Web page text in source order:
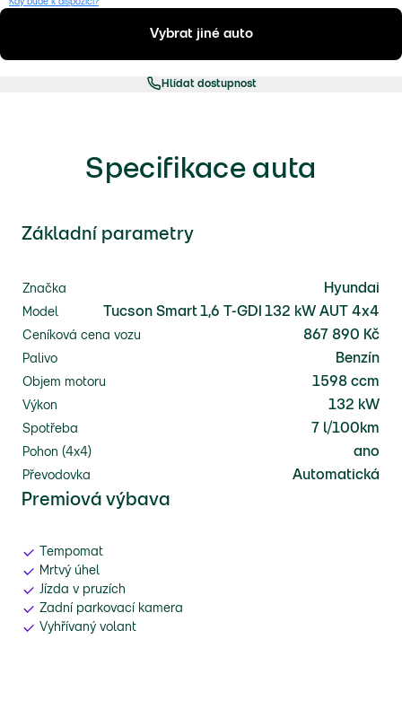
Kdy bude k dispozici?
Vybrat jiné auto
Hlídat dostupnost
Specifikace auta
Základní parametry
Značka Hyundai
Model Tucson Smart 1,6 T-GDI 132 kW AUT 4x4
Ceníková cena vozu 867 890 Kč
Palivo Benzín
Objem motoru 1598 ccm
Výkon 132 kW
Spotřeba 7 l/100km
Pohon (4x4) ano
Převodovka Automatická
Premiová výbava
Tempomat
Mrtvý úhel
Jízda v pruzích
Zadní parkovací kamera
Vyhřívaný volant